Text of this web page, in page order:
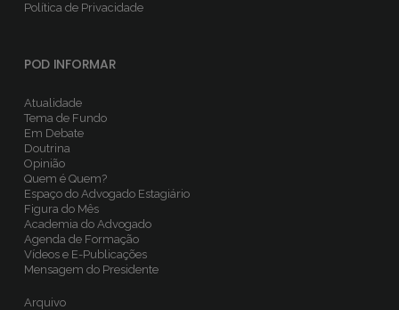
Política de Privacidade
POD INFORMAR
Atualidade
Tema de Fundo
Em Debate
Doutrina
Opinião
Quem é Quem?
Espaço do Advogado Estagiário
Figura do Mês
Academia do Advogado
Agenda de Formação
Vídeos e E-Publicações
Mensagem do Presidente
Arquivo